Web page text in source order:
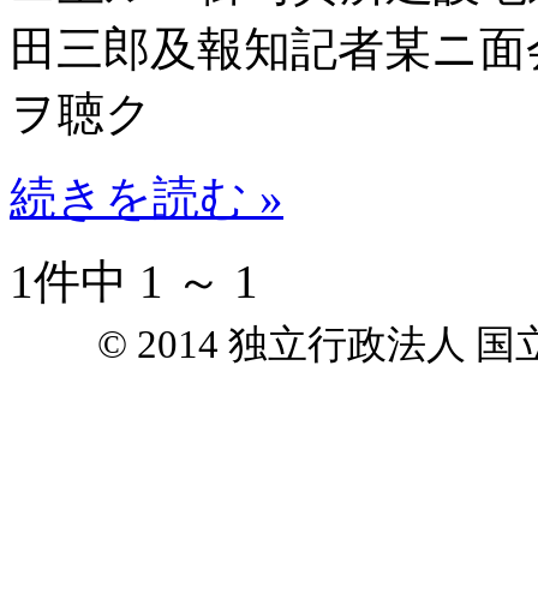
田三郎及報知記者某ニ
ヲ聴ク
続きを読む »
1件中 1 ～ 1
© 2014 独立行政法人 国